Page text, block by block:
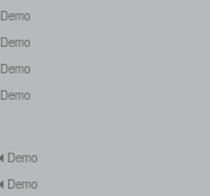
Demo
Demo
Demo
Demo
Demo
Demo